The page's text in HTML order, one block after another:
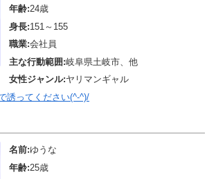
年齢:24歳
身長:151～155
職業:会社員
主な行動範囲:岐阜県土岐市、他
女性ジャンル:ヤリマンギャル
誘ってください(^-^)/
名前:ゆうな
年齢:25歳